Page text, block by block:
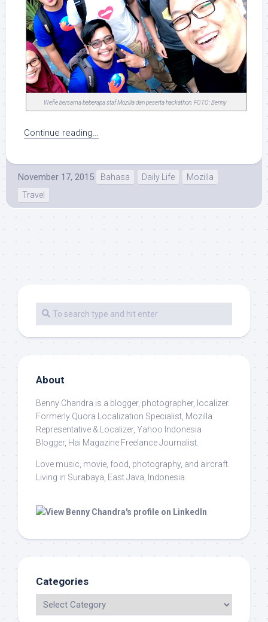
Wefie bersama beberapa staf Mozilla dan peserta hackathon. FOTO: Benny
Continue reading…
November 17, 2015 Bahasa Daily Life
Mozilla
Travel
About
Benny Chandra is a blogger, photographer, localizer.
Formerly Quora Localization Specialist, Mozilla
Representative & Localizer, Yahoo Indonesia
Blogger, Hai Magazine Freelance Journalist.
Love music, movie, food, photography, and aircraft.
Living in Surabaya, East Java, Indonesia.
Categories